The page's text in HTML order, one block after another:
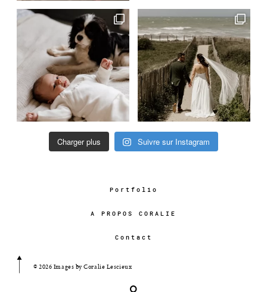
Charger plus Suivre sur Instagram
Portfolio
A PROPOS CORALIE
Contact
© 2026 Images by Coralie Lescieux